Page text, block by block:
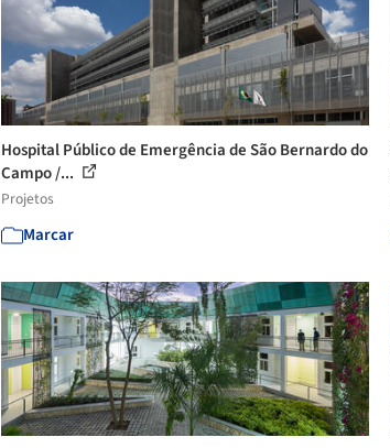
Hospital Público de Emergência de São Bernardo do
Campo /...
Projetos
Marcar